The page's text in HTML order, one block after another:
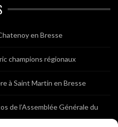
en Bresse
champions régionaux
à Saint Martin en Bresse
de l’Assemblée Générale du